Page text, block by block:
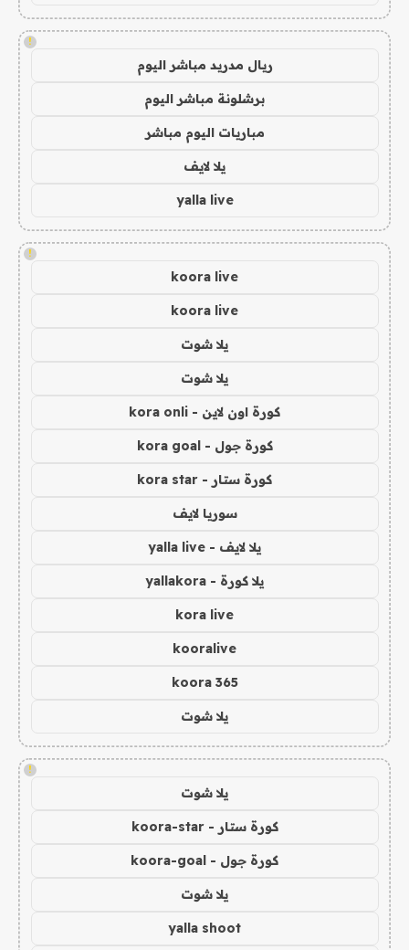
!
ريال مدريد مباشر اليوم
برشلونة مباشر اليوم
مباريات اليوم مباشر
يلا لايف
yalla live
!
koora live
koora live
يلا شوت
يلا شوت
كورة اون لاين - kora onli
كورة جول - kora goal
كورة ستار - kora star
سوريا لايف
يلا لايف - yalla live
يلا كورة - yallakora
kora live
kooralive
koora 365
يلا شوت
!
يلا شوت
كورة ستار - koora-star
كورة جول - koora-goal
يلا شوت
yalla shoot